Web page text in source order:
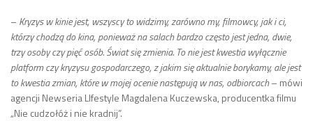
– Kryzys w kinie jest, wszyscy to widzimy, zarówno my, filmowcy, jak i ci,
którzy chodzą do kina, ponieważ na salach bardzo często jest jedna, dwie,
trzy osoby czy pięć osób. Świat się zmienia. To nie jest kwestia wyłącznie
platform czy kryzysu gospodarczego, z jakim się aktualnie borykamy, ale jest
to kwestia zmian, które w mojej ocenie następują w nas, odbiorcach– mówi
agencji Newseria LIfestyle Magdalena Kuczewska, producentka filmu
„Nie cudzołóż i nie kradnij”.